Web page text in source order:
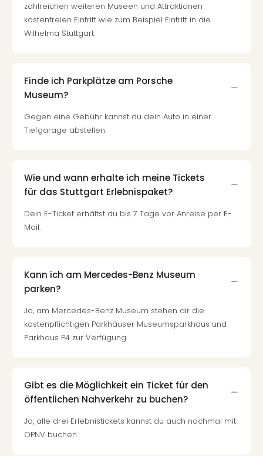
zahlreichen weiteren Museen und Attraktionen
kostenfreien Eintritt wie zum Beispiel Eintritt in die
Wilhelma Stuttgart.
Finde ich Parkplätze am Porsche
Museum?
Gegen eine Gebühr kannst du dein Auto in einer
Tiefgarage abstellen.
Wie und wann erhalte ich meine Tickets
für das Stuttgart Erlebnispaket?
Dein E-Ticket erhältst du bis 7 Tage vor Anreise per E-
Mail.
Kann ich am Mercedes-Benz Museum
parken?
Ja, am Mercedes-Benz Museum stehen dir die
kostenpflichtigen Parkhäuser Museumsparkhaus und
Parkhaus P4 zur Verfügung.
Gibt es die Möglichkeit ein Ticket für den
öffentlichen Nahverkehr zu buchen?
Ja, alle drei Erlebnistickets kannst du auch nochmal mit
ÖPNV buchen.